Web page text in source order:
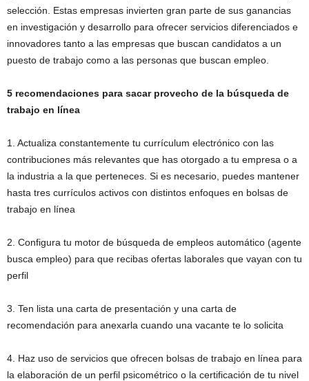
selección. Estas empresas invierten gran parte de sus ganancias
en investigación y desarrollo para ofrecer servicios diferenciados e
innovadores tanto a las empresas que buscan candidatos a un
puesto de trabajo como a las personas que buscan empleo.
5 recomendaciones para sacar provecho de la búsqueda de
trabajo en línea
1. Actualiza constantemente tu currículum electrónico con las
contribuciones más relevantes que has otorgado a tu empresa o a
la industria a la que perteneces. Si es necesario, puedes mantener
hasta tres currículos activos con distintos enfoques en bolsas de
trabajo en línea
2. Configura tu motor de búsqueda de empleos automático (agente
busca empleo) para que recibas ofertas laborales que vayan con tu
perfil
3. Ten lista una carta de presentación y una carta de
recomendación para anexarla cuando una vacante te lo solicita
4. Haz uso de servicios que ofrecen bolsas de trabajo en línea para
la elaboración de un perfil psicométrico o la certificación de tu nivel